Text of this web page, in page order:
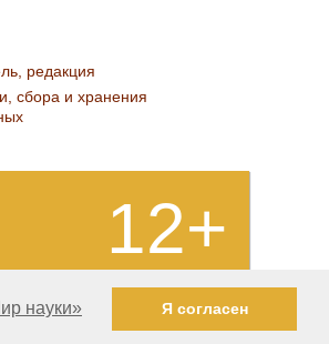
науки» Я согласен
редакция
сбора и хранения
12+